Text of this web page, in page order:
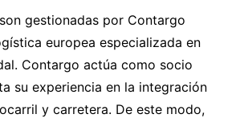
gestionadas por Contargo
europea especializada en
Contargo actúa como socio
su experiencia en la integración
y carretera. De este modo,